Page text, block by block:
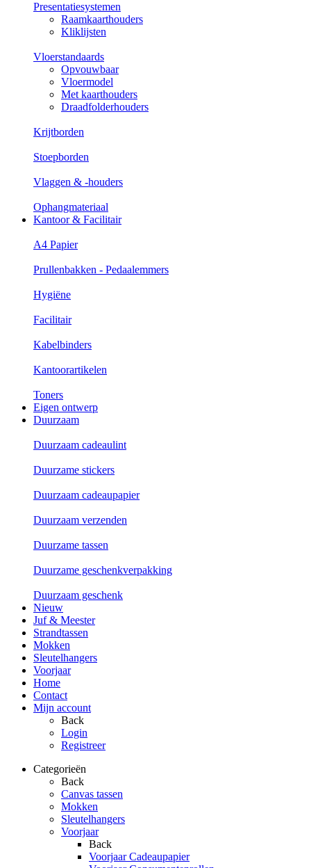
Presentatiesystemen
Raamkaarthouders
Kliklijsten
Vloerstandaards
Opvouwbaar
Vloermodel
Met kaarthouders
Draadfolderhouders
Krijtborden
Stoepborden
Vlaggen & -houders
Ophangmateriaal
Kantoor & Facilitair
A4 Papier
Prullenbakken - Pedaalemmers
Hygiëne
Facilitair
Kabelbinders
Kantoorartikelen
Toners
Eigen ontwerp
Duurzaam
Duurzaam cadeaulint
Duurzame stickers
Duurzaam cadeaupapier
Duurzaam verzenden
Duurzame tassen
Duurzame geschenkverpakking
Duurzaam geschenk
Nieuw
Juf & Meester
Strandtassen
Mokken
Sleutelhangers
Voorjaar
Home
Contact
Mijn account
Back
Login
Registreer
Categorieën
Back
Canvas tassen
Mokken
Sleutelhangers
Voorjaar
Back
Voorjaar Cadeaupapier